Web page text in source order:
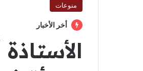
منوعات
أخر الأخبار